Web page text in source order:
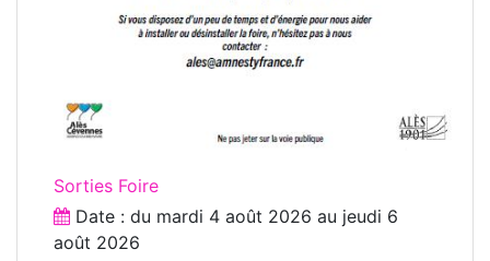
Sorties Foire
Date : du mardi 4 août 2026 au jeudi 6
août 2026